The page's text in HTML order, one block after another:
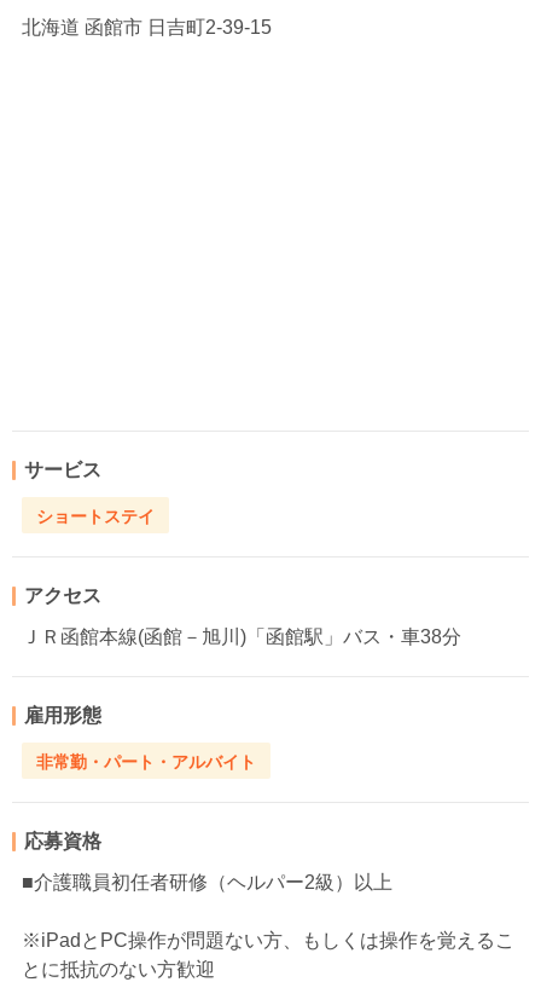
北海道 函館市 日吉町2-39-15
サービス
ショートステイ
アクセス
ＪＲ函館本線(函館－旭川)「函館駅」バス・車38分
雇用形態
非常勤・パート・アルバイト
応募資格
■介護職員初任者研修（ヘルパー2級）以上
※iPadとPC操作が問題ない方、もしくは操作を覚えるこ
とに抵抗のない方歓迎